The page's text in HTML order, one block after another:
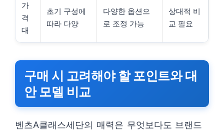
가
격
대
초기 구성에
따라 다양
다양한 옵션으
로 조정 가능
상대적 비
교 필요
구매 시 고려해야 할 포인트와 대
안 모델 비교
벤츠A클래스세단의 매력은 무엇보다도 브랜드